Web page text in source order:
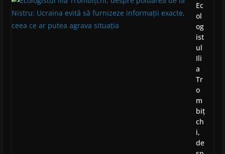
Ec
ol
og
ist
ul
Ili
a
Tr
o
m
biț
ch
i,
de